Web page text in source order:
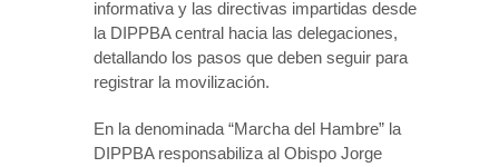
informativa y las directivas impartidas desde
la DIPPBA central hacia las delegaciones,
detallando los pasos que deben seguir para
registrar la movilización.
En la denominada “Marcha del Hambre” la
DIPPBA responsabiliza al Obispo Jorge